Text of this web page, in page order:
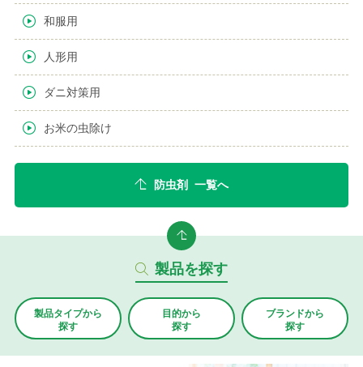
和服用
人形用
ダニ対策用
お米の虫除け
防虫剤 一覧へ
製品を探す
製品タイプから
探す
目的から
探す
ブランドから
探す